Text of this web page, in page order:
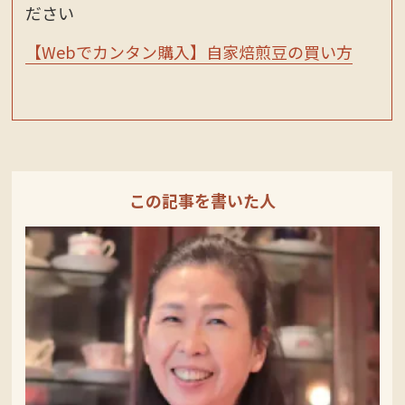
ださい
【Webでカンタン購入】自家焙煎豆の買い方
この記事を書いた人